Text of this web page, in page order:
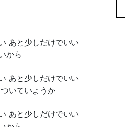
あと少しだけでいい
から
あと少しだけでいい
いていようか
あと少しだけでいい